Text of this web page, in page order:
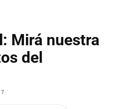
Mirá nuestra
del